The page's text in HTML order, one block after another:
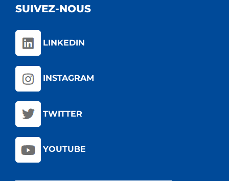
SUIVEZ-NOUS
LINKEDIN
INSTAGRAM
TWITTER
YOUTUBE